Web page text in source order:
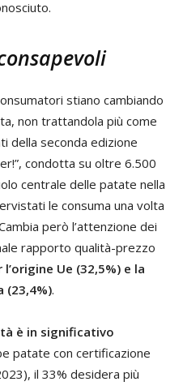
stiano cambiando
non trattandola più come
della seconda edizione
condotta su oltre 6.500
centrale delle patate nella
le consuma una volta
però l’attenzione dei
rapporto qualità-prezzo
Ue (32,5%) e la
(23,4%).
è in significativo
patate con certificazione
il 33% desidera più